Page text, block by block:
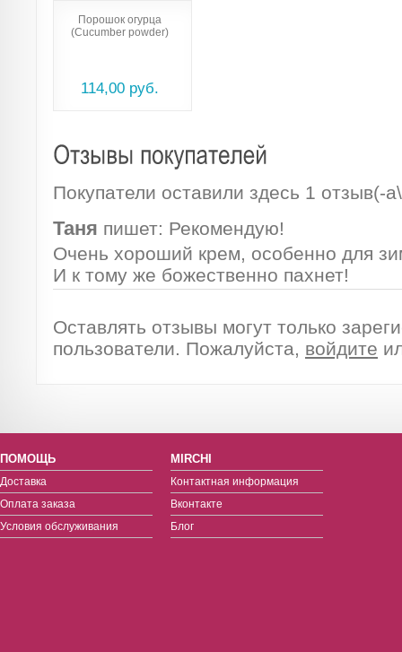
Порошок огурца
(Cucumber powder)
114,00 руб.
Покупатели оставили здесь 1 отзыв(-
Таня пишет: Рекомендую!
Очень хороший крем, особенно для
И к тому же божественно пахнет!
Оставлять отзывы могут только
пользователи. Пожалуйста, войдите
ПОМОЩЬ
Доставка
Оплата заказа
Условия обслуживания
MIRCHI
Контактная информация
Вконтакте
Блог